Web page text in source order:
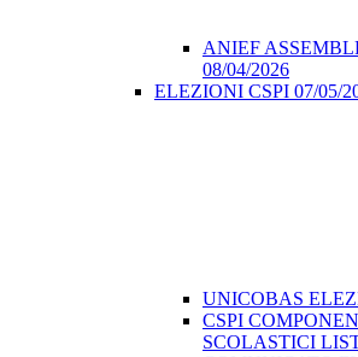
ANIEF
08/04/2026
ELEZIONI CSPI 07/05/
UNICOBAS
CSPI
SCOLASTICI